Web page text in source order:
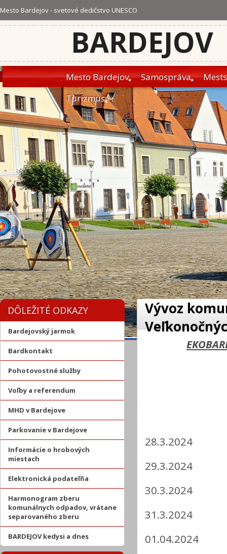
Mesto Bardejov - svetové dedičstvo UNESCO
BARDEJOV
Mesto Bardejov Samospráva
Turizmus
DÔLEŽITÉ ODKAZY
Bardejovský jarmok
Bardkontakt
Pohotovostné služby
Voľby a referendum
MHD v Bardejove
Parkovanie v Bardejove
Informácie o hrobových
miestach
Elektronická podateľňa
Harmonogram zberu
komunálnych odpadov, vrátane
separovaného zberu
BARDEJOV kedysi a dnes
Vývoz
28.3.2024
30.3.2024